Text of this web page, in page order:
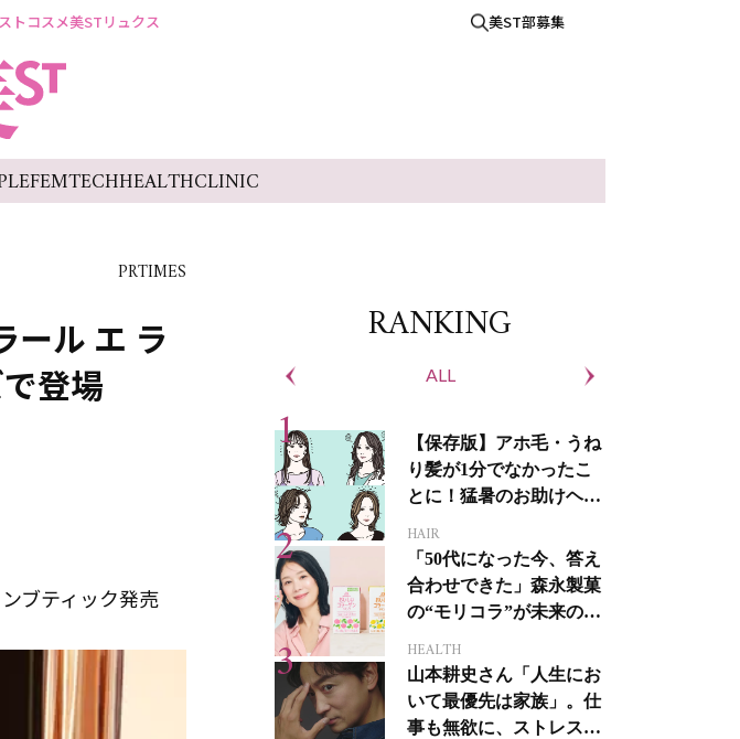
トコスメ美STリュクス 美ST部募集
FEMTECHHEALTHCLINIC
PRTIMES
ール エ ラ
登場
ブティック発売
RANKING
ALL
【保存版】アホ毛・うね
り髪が1分でなかったこ
とに！猛暑のお助けヘア
HAIR
「50代になった今、答え
合わせできた」森永製菓
の“モリコラ”が未来のキ
HEALTH
山本耕史さん「人生にお
いて最優先は家族」。仕
事も無欲に、ストレスを